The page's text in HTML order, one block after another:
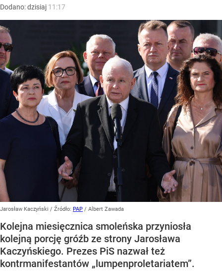
Dodano:dzisiaj 11:17
Jarosław Kaczyński / Źródło: PAP / Albert Zawada
Kolejna miesięcznica smoleńska przyniosła
kolejną porcję gróźb ze strony Jarosława
Kaczyńskiego. Prezes PiS nazwał też
kontrmanifestantów „lumpenproletariatem”.